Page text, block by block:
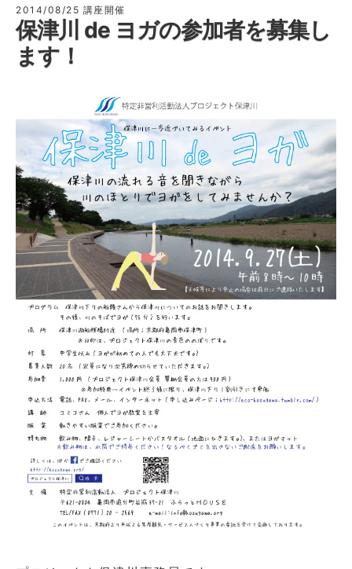
海
ご
み
探
集
中！
に
2014/08/25 講座開催
保津川 de ヨガの参加者を募集し
ます！